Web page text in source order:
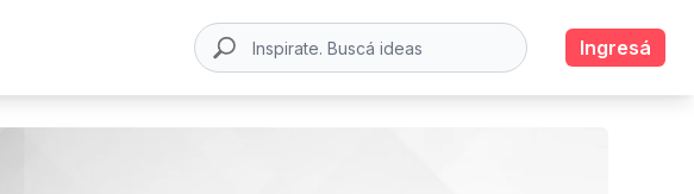
Ingresá